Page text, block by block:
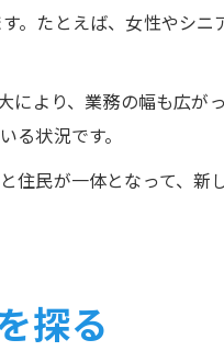
たとえば、女性やシ
より、業務の幅も広が
る状況です。
民が一体となって、
探る